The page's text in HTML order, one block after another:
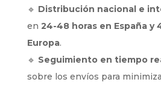
🔹 Distribución nacional e
en 24-48 horas en España y
Europa.
🔹 Seguimiento en tiempo
sobre los envíos para